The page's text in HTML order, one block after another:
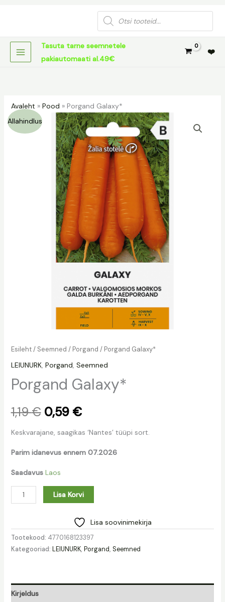
Products
search
Tasuta tarne seemnetele
pakiautomaati al.49€
❤️
Avaleht » Pood » Porgand Galaxy*
Allahindlus
Esileht/ Seemned / Porgand / Porgand Galaxy*
LEIUNURK, Porgand, Seemned
Porgand Galaxy*
1,19€
Algne
hind
oli:
1,19 €.
0,59 €
Praegune
hind
on:
0,59 €.
Keskvarajane, saagikas ‘Nantes’ tüüpi sort.
Parim idanevus ennem 07.2026
Saadavus Laos
Porgand
Galaxy*
Lisa Korvi
Lisa soovinimekirja
Tootekood: 4770168123397
Kategooriad: LEIUNURK, Porgand, Seemned
Kirjeldus